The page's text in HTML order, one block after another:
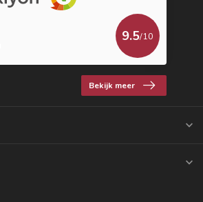
9.5/10
Bekijk meer